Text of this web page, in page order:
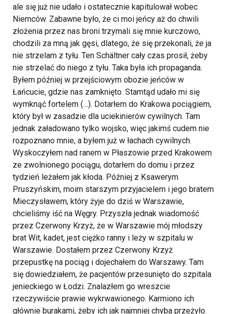
ale się już nie udało i ostatecznie kapitulował wobec
Niemców. Zabawne było, że ci moi jeńcy aż do chwili
złożenia przez nas broni trzymali się mnie kurczowo,
chodzili za mną jak gęsi, dlatego, że się przekonali, że ja
nie strzelam z tyłu. Ten Schältner cały czas prosił, żeby
nie strzelać do niego z tyłu. Taka była ich propaganda.
Byłem później w przejściowym obozie jeńców w
Łańcucie, gdzie nas zamknięto. Stamtąd udało mi się
wymknąć fortelem (…). Dotarłem do Krakowa pociągiem,
który był w zasadzie dla uciekinierów cywilnych. Tam
jednak załadowano tylko wojsko, więc jakimś cudem nie
rozpoznano mnie, a byłem już w łachach cywilnych.
Wyskoczyłem nad ranem w Płaszowie przed Krakowem
ze zwolnionego pociągu, dotarłem do domu i przez
tydzień leżałem jak kłoda. Później z Ksawerym
Pruszyńskim, moim starszym przyjacielem i jego bratem
Mieczysławem, który żyje do dziś w Warszawie,
chcieliśmy iść na Węgry. Przyszła jednak wiadomość
przez Czerwony Krzyż, że w Warszawie mój młodszy
brat Wit, kadet, jest ciężko ranny i leży w szpitalu w
Warszawie. Dostałem przez Czerwony Krzyż
przepustkę na pociąg i dojechałem do Warszawy. Tam
się dowiedziałem, że pacjentów przesunięto do szpitala
jenieckiego w Łodzi. Znalazłem go wreszcie
rzeczywiście prawie wykrwawionego. Karmiono ich
głównie burakami, żeby ich jak najmniej chyba przeżyło.